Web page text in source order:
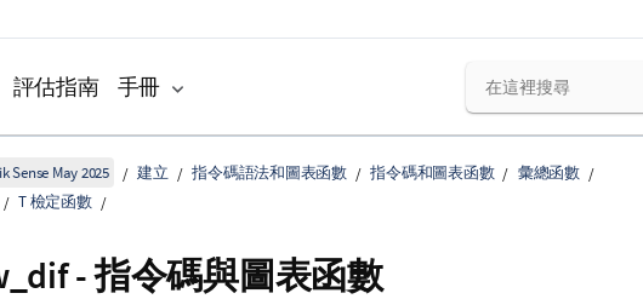
評估指南 手冊
Sense May 2025 建立 指令碼語法和圖表函數 指令碼和圖表函數
彙總函數
T 檢定函數
- 指令碼與圖表函數